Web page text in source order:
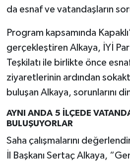
da esnaf ve vatandaşların
Program kapsamında
gerçekleştiren Alkaya, İYİ
Teşkilatı ile birlikte önce
ziyaretlerinin ardından
buluşan Alkaya, sorunlarını
AYNI ANDA 5 İLÇEDE
BULUŞUYORLAR
Saha çalışmalarını
İl Başkanı Sertaç Alkaya,